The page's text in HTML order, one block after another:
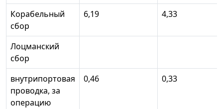
Корабельный
сбор
6,19 4,33
Лоцманский
сбор
внутрипортовая
проводка, за
операцию
0,46 0,33